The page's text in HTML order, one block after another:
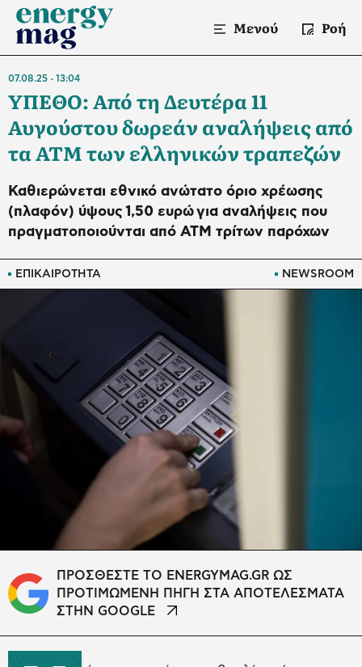
Μενού Ροή
ΕΠΙΚΑΙΡΟΤΗΤΑ NEWSROOM
07.08.25 13:04
ΥΠΕΘΟ: Από τη Δευτέρα 11
Αυγούστου δωρεάν αναλήψεις από
τα ΑΤΜ των ελληνικών τραπεζών
Καθιερώνεται εθνικό ανώτατο όριο χρέωσης
(πλαφόν) ύψους 1,50 ευρώ για αναλήψεις που
πραγματοποιούνται από ΑΤΜ τρίτων παρόχων
ΠΡΟΣΘΕΣΤΕ ΤΟ ENERGYMAG.GR ΩΣ
ΠΡΟΤΙΜΩΜΕΝΗ ΠΗΓΗ ΣΤΑ ΑΠΟΤΕΛΕΣΜΑΤΑ
ΣΤΗΝ GOOGLE